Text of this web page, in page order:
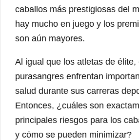
caballos más prestigiosas del
hay mucho en juego y los
son aún mayores.
Al igual que los atletas de élite,
purasangres enfrentan
salud durante sus carreras
Entonces, ¿cuáles son
principales riesgos para los
y cómo se pueden minimizar?